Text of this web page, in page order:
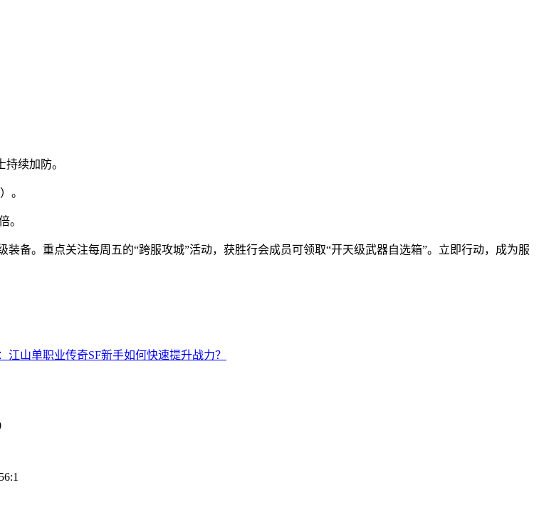
续加防。
。
。
备。重点关注每周五的“跨服攻城”活动，获胜行会成员可领取“开天级武器自选箱”。立即行动，成为服
江山单职业传奇SF新手如何快速提升战力？